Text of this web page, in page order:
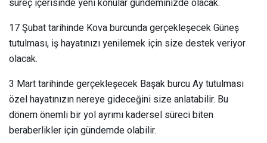
17 Şubat tarihinde Kova burcunda gerçekleşecek Güneş
tutulması, iş hayatınızı yenilemek için size destek veriyor
olacak.
3 Mart tarihinde gerçekleşecek Başak burcu Ay tutulması
özel hayatınızın nereye gideceğini size anlatabilir. Bu
dönem önemli bir yol ayrımı kadersel süreci biten
beraberlikler için gündemde olabilir.